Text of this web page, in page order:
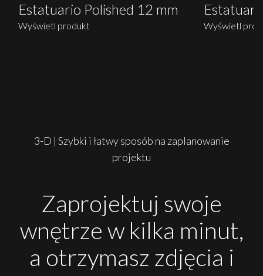
Estatuario Polished 12 mm
Wyświetl produkt Wyświetl
3-D | Szybki i łatwy sposób na zaplanowanie
projektu
Zaprojektuj swoje
wnętrze w kilka minut,
a otrzymasz zdjęcia i